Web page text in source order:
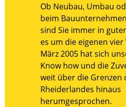
Ob Neubau, Umbau
beim
sind Sie immer in
es um die eigenen
März 2005 hat sich
Know how und die
weit über die Grenzen
Rheiderlandes hinaus
herumgesprochen.